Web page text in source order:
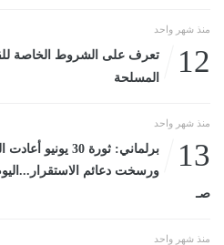
منذ شهر واحد
12
تعرف على الشروط الخاصة
المسلحة
منذ شهر واحد
13
برلماني: ثورة 30
صـ
منذ شهر واحد